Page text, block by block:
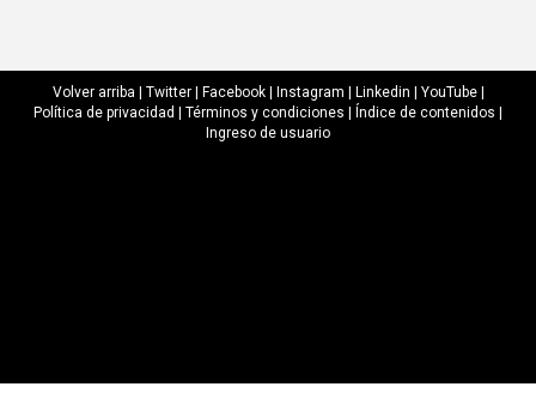
Volver arriba Twitter| Facebook| Instagram Linkedin YouTube|
Política de privacidad
Términos y condiciones Índice de contenidos
Ingreso de usuario